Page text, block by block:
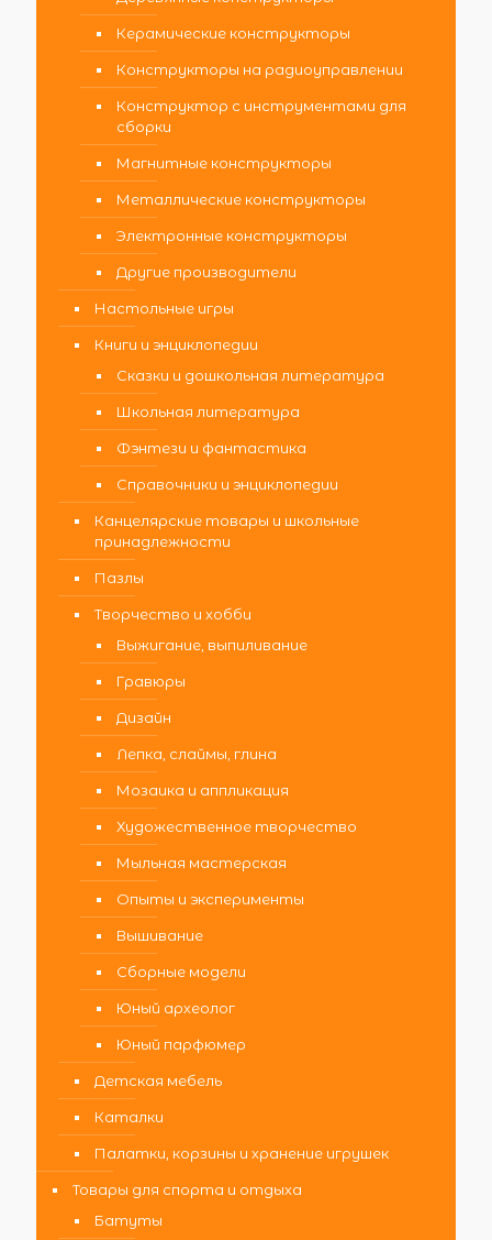
Керамические конструкторы
Конструкторы на радиоуправлении
Конструктор с инструментами для
сборки
Магнитные конструкторы
Металлические конструкторы
Электронные конструкторы
Другие производители
Настольные игры
Книги и энциклопедии
Сказки и дошкольная литература
Школьная литература
Фэнтези и фантастика
Справочники и энциклопедии
Канцелярские товары и школьные
принадлежности
Пазлы
Творчество и хобби
Выжигание, выпиливание
Гравюры
Дизайн
Лепка, слаймы, глина
Мозаика и аппликация
Художественное творчество
Мыльная мастерская
Опыты и эксперименты
Вышивание
Сборные модели
Юный археолог
Юный парфюмер
Детская мебель
Каталки
Палатки, корзины и хранение игрушек
Товары для спорта и отдыха
Батуты